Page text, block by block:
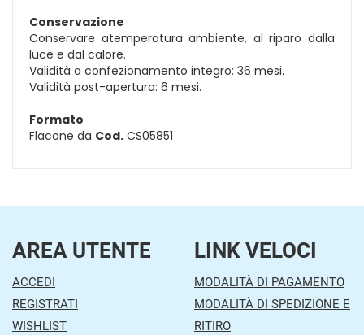
Conservazione
Conservare atemperatura ambiente, al riparo dalla
luce e dal calore.
Validità a confezionamento integro: 36 mesi.
Validità post-apertura: 6 mesi.
Formato
Flacone da Cod. CS05851
AREA UTENTE
ACCEDI
REGISTRATI
WISHLIST
LINK VELOCI
MODALITÀ DI PAGAMENTO
MODALITÀ DI SPEDIZIONE E
RITIRO